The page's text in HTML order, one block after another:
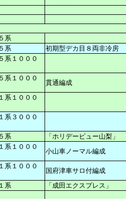
系
系
初期型デカ目８両非冷房
系１０００
系１０００
貫通編成
系１０００
系３０００
系
「ホリデービュー山梨」
系１０００
小山車ノーマル編成
系１０００
国府津車サロ付編成
系
「成田エクスプレス」